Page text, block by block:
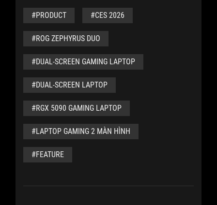
#PRODUCT #CES 2026
#ROG ZEPHYRUS DUO
#DUAL-SCREEN GAMING LAPTOP
#DUAL-SCREEN LAPTOP
#RGX 5090 GAMING LAPTOP
#LAPTOP GAMING 2 MÀN HÌNH
#FEATURE